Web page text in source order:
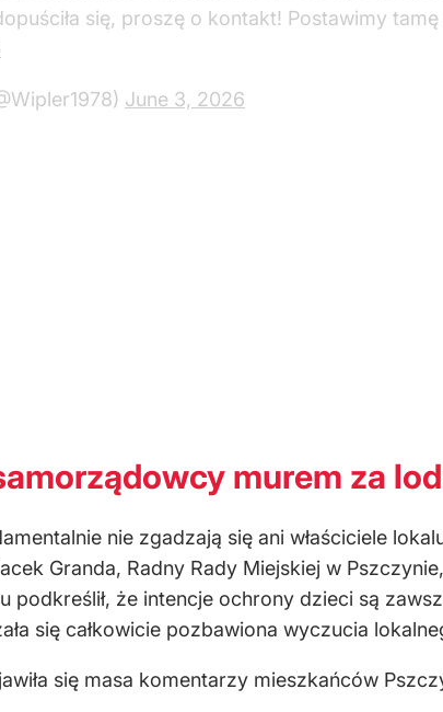
się, proszę o kontakt! Postawimy
June 3, 2026
murem za
nie zgadzają się ani właściciele
Granda, Radny Rady Miejskiej w
podkreślił, że intencje ochrony dzieci są
się całkowicie pozbawiona wyczucia
się masa komentarzy mieszkańców